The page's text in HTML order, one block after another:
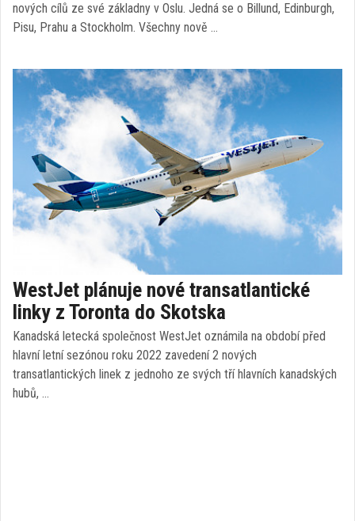
nových cílů ze své základny v Oslu. Jedná se o Billund, Edinburgh,
Pisu, Prahu a Stockholm. Všechny nově …
WestJet plánuje nové transatlantické
linky z Toronta do Skotska
Kanadská letecká společnost WestJet oznámila na období před
hlavní letní sezónou roku 2022 zavedení 2 nových
transatlantických linek z jednoho ze svých tří hlavních kanadských
hubů, …